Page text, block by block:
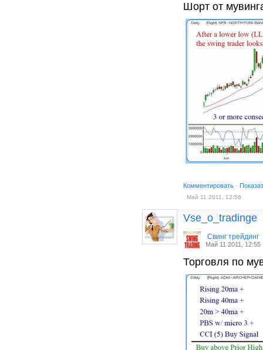
Шорт от
Комментировать ·
Май 11 2011, 12:56
Vse_o_tradinge
Cвинг трейдинг
Май 11 2011, 12:55
Торговля по